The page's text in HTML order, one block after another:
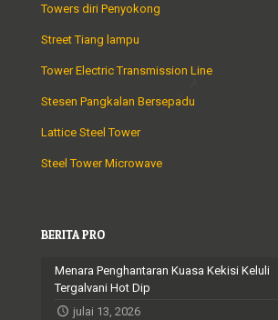
Towers diri Penyokong
Street Tiang lampu
Tower Electric Transmission Line
Stesen Pangkalan Bersepadu
Lattice Steel Tower
Steel Tower Microwave
BERITA PRO
Menara Penghantaran Kuasa Kekisi Keluli
Tergalvani Hot Dip
julai 13, 2026